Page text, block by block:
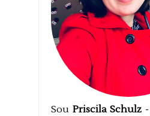
Sou Priscila Schulz